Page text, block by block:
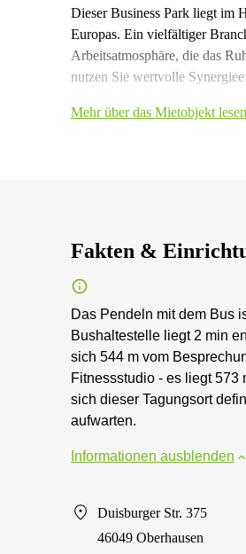
Dieser Business Park liegt im
Europas. Ein vielfältiger
Arbeitsatmosphäre, die das
nutzen Sie wertvolle
Mehr über das Mietobjekt lesen
Fakten &
Das Pendeln mit dem Bus
Bushaltestelle liegt 2 min
sich 544 m vom
Fitnessstudio - es liegt 573
sich dieser Tagungsort
aufwarten.
Informationen ausblenden
Duisburger Str. 375
46049 Oberhausen